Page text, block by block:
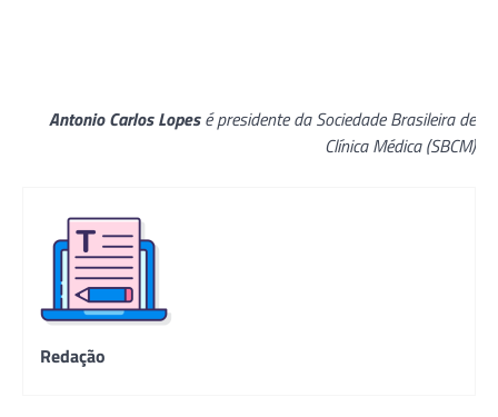
Antonio Carlos Lopesé presidente da Sociedade Brasileira de
Clínica Médica (SBCM)
Redação